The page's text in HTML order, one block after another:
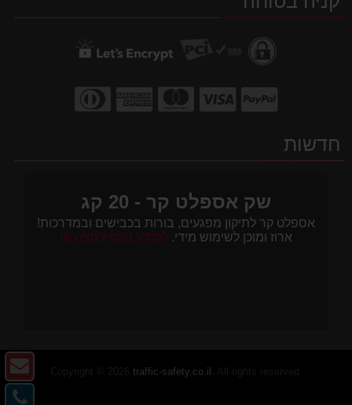
חדשות
שק אספלט קר - 20 קג
אספלט קר לתיקון מפגעים, בורות בכבישים ובמדרכות!
ארוז ומוכן לשימוש מידי. למידע נוסף לחצו כאן
traffic-safety.co.il